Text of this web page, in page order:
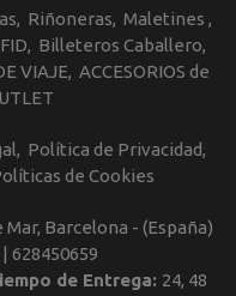
Riñoneras Maletines
Billeteros Caballero
VIAJE ACCESORIOS de
Política de Privacidad
de Cookies
Mar, Barcelona - (España)
628450659
de Entrega: 24, 48